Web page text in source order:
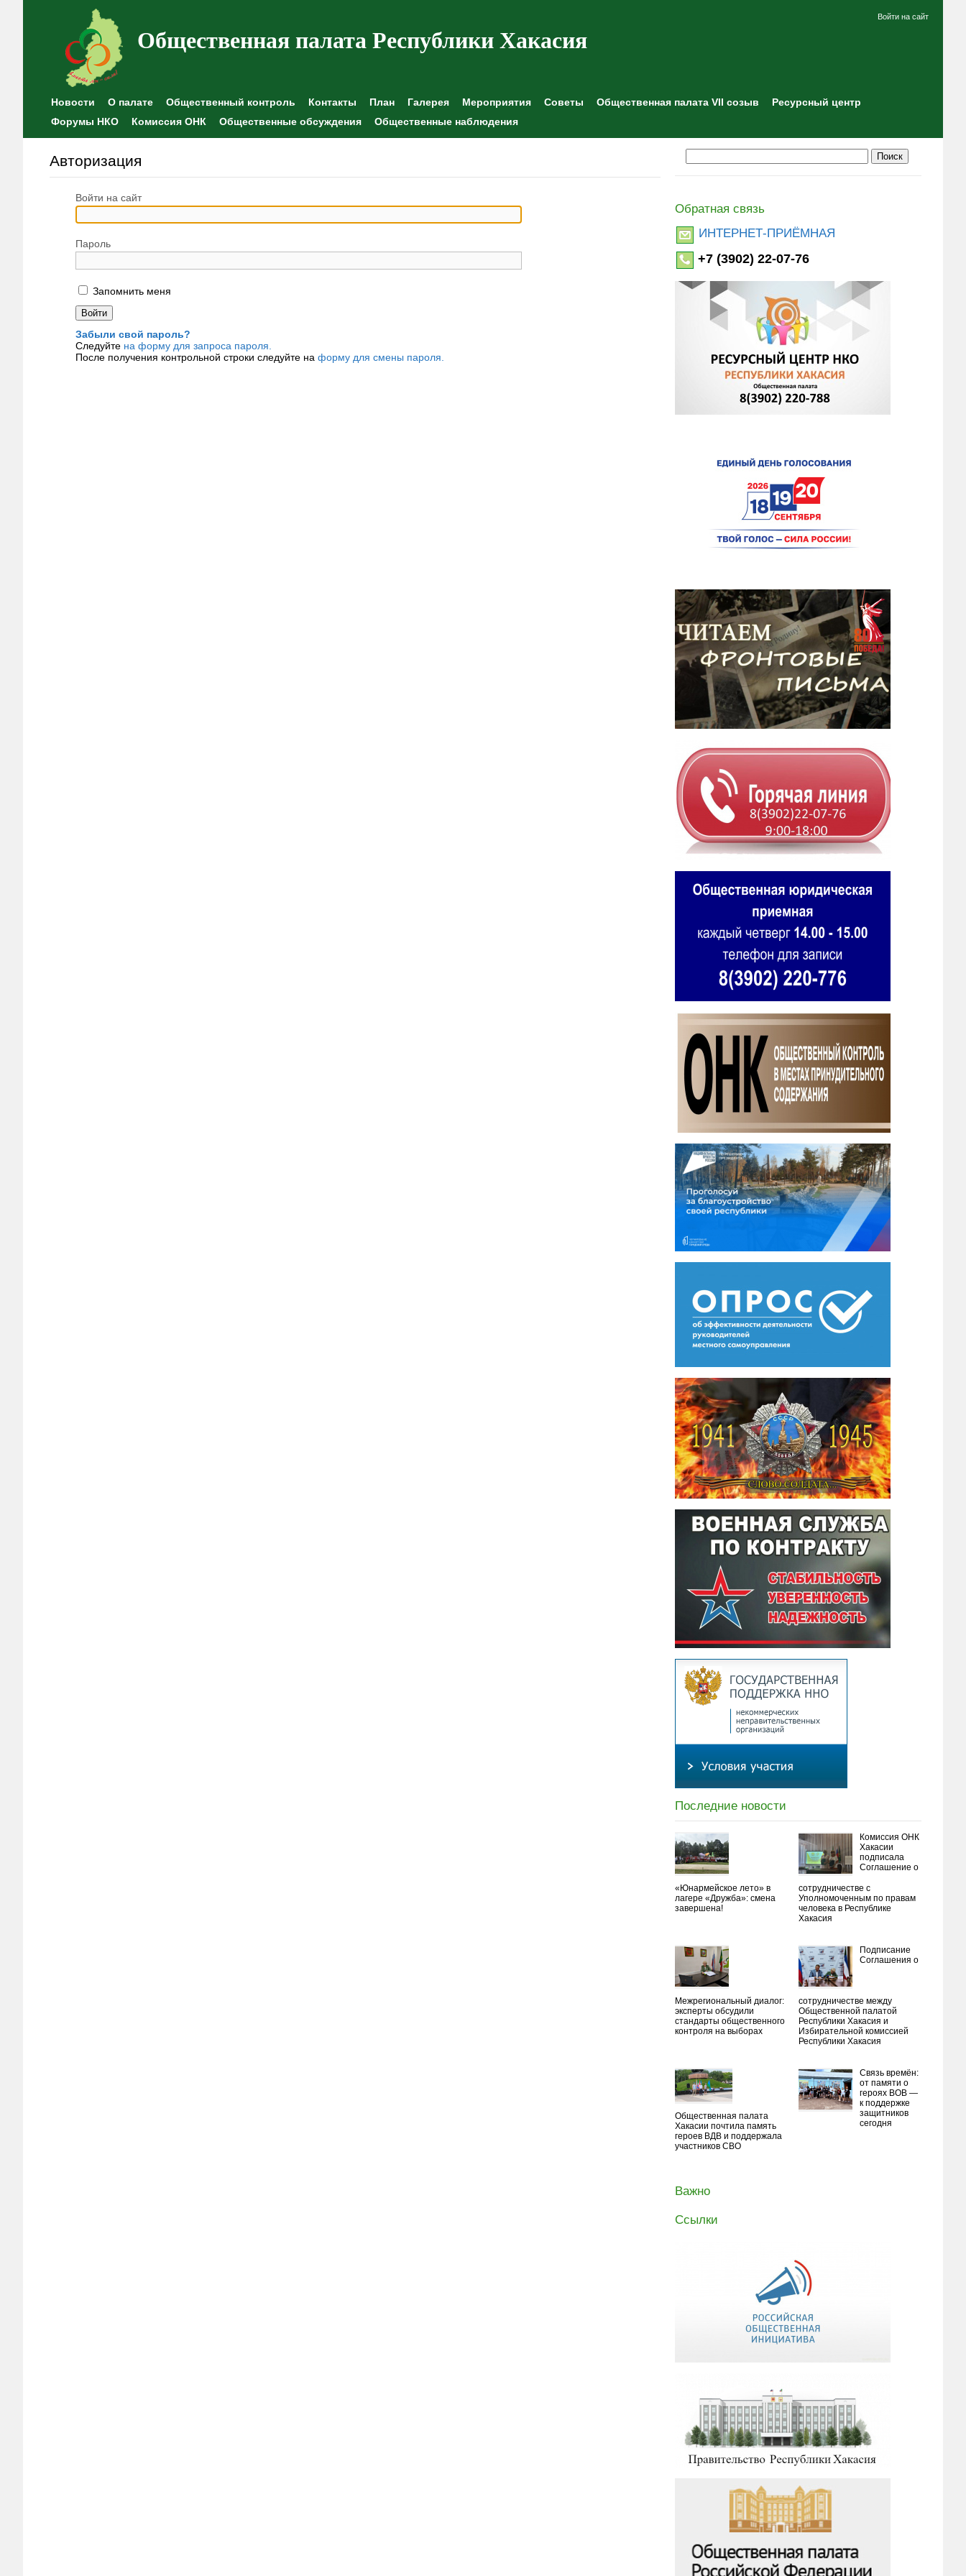
Общественная палата Республики Хакасия
Войти на сайт
Новости О палате Общественный контроль Контакты План Галерея Мероприятия Советы Общественная палата VII созыв
Ресурсный центр
Форумы НКО
Комиссия ОНК Общественные обсуждения Общественные наблюдения
Авторизация
Войти на сайт
Пароль
Запомнить меня
Забыли свой пароль?
Следуйте на форму для запроса пароля.
После получения контрольной строки следуйте на форму для смены пароля.
Обратная связь
ИНТЕРНЕТ-ПРИЁМНАЯ
+7 (3902) 22-07-76
Последние новости
«Юнармейское лето» в
лагере «Дружба»: смена
завершена!
Комиссия ОНК
Хакасии
подписала
Соглашение о
сотрудничестве с
Уполномоченным по правам
человека в Республике
Хакасия
Межрегиональный диалог:
эксперты обсудили
стандарты общественного
контроля на выборах
Подписание
Соглашения о
сотрудничестве между
Общественной палатой
Республики Хакасия и
Избирательной комиссией
Республики Хакасия
Общественная палата
Хакасии почтила память
героев ВДВ и поддержала
участников СВО
Связь времён:
от памяти о
героях ВОВ —
к поддержке
защитников
сегодня
Важно
Ссылки